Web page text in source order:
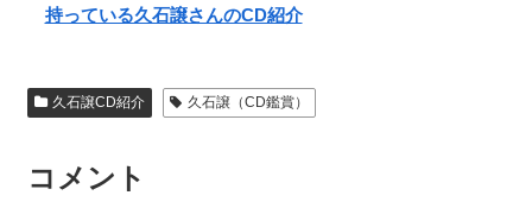
持っている久石譲さんのCD紹介
久石譲CD紹介 久石譲（CD鑑賞）
コメント